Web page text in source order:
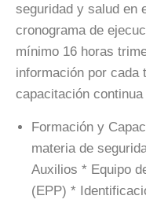
seguridad y salud en
cronograma de
mínimo 16 horas
información por cada
capacitación continua
Formación y
materia de
Auxilios * Equipo
(EPP) *